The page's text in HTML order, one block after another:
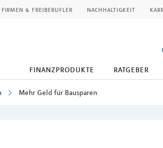
firmen & freiberufler nachhaltigkeit
finanzprodukte ratgeber
Mehr Geld für Bausparen